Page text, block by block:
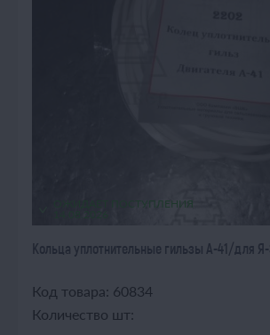
ОЖИДАЕТ ПОСТУПЛЕНИЯ
Кольца уплотнительные гильзы А-41/для
Код товара: 60834
Количество шт: